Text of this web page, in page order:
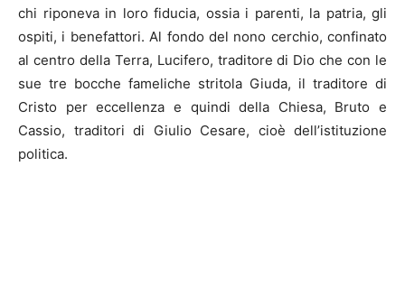
chi riponeva in loro fiducia, ossia i parenti, la patria, gli
ospiti, i benefattori. Al fondo del nono cerchio, confinato
al centro della Terra, Lucifero, traditore di Dio che con le
sue tre bocche fameliche stritola Giuda, il traditore di
Cristo per eccellenza e quindi della Chiesa, Bruto e
Cassio, traditori di Giulio Cesare, cioè dell’istituzione
politica.